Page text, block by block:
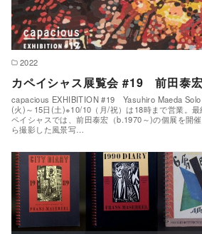
2022
カペイシャス展覧会 #19 前田泰
capacious EXHIBITION #19 Yasuhiro Maeda Solo
(火)～15日(土)※10/10（月/祝）は18時まで営業。
ペイシャスでは、前田泰宏（b.1970～)の個展を開
ら撮影した風景写…